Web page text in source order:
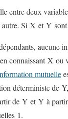
entre deux
autre. Si X et Y
aucune
connaissant X ou
mutuelle
déterministe de
de Y et Y à
1.